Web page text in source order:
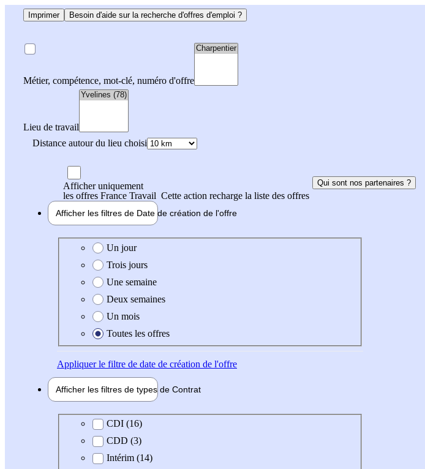
Imprimer Besoin d'aide sur la recherche d'offres d'emploi ?
Métier, compétence, mot-clé, numéro d'offre
Lieu de travail
Distance autour du lieu choisi
Afficher uniquement
les offres France Travail Cette action recharge la liste des offres
Qui sont nos partenaires ?
Afficher les filtres de Date de création de l'offre
Date de création de l'offre
Un jour
Trois jours
Une semaine
Deux semaines
Un mois
Toutes les offres
Appliquerle filtre de date de création de l'offre
Afficher les filtres de types de Contrat
Type de contratCDI (16)
CDD (3)
Intérim (14)